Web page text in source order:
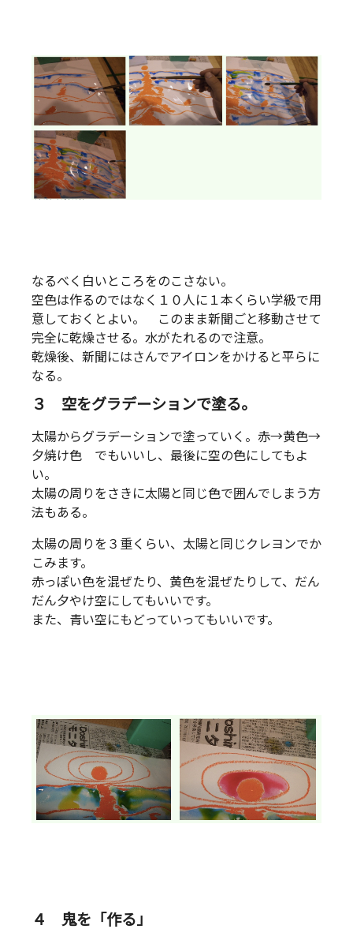
なるべく白いところをのこさない。
空色は作るのではなく１０人に１本くらい学級で用
意しておくとよい。 このまま新聞ごと移動させて
完全に乾燥させる。水がたれるので注意。
乾燥後、新聞にはさんでアイロンをかけると平らに
なる。
３ 空をグラデーションで塗る。
太陽からグラデーションで塗っていく。赤→黄色→
夕焼け色 でもいいし、最後に空の色にしてもよ
い。
太陽の周りをさきに太陽と同じ色で囲んでしまう方
法もある。
太陽の周りを３重くらい、太陽と同じクレヨンでか
こみます。
赤っぽい色を混ぜたり、黄色を混ぜたりして、だん
だん夕やけ空にしてもいいです。
また、青い空にもどっていってもいいです。
４ 鬼を「作る」